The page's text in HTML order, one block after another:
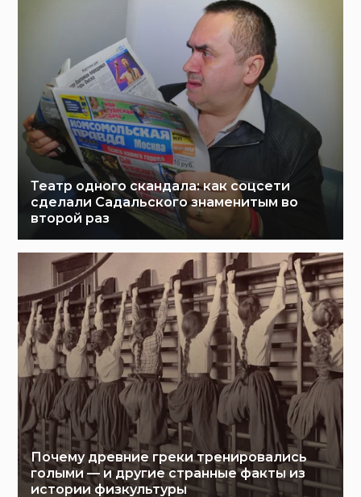
Театр одного скандала: как соцсети
сделали Садальского знаменитым во
второй раз
Почему древние греки тренировались
голыми — и другие странные факты из
истории физкультуры